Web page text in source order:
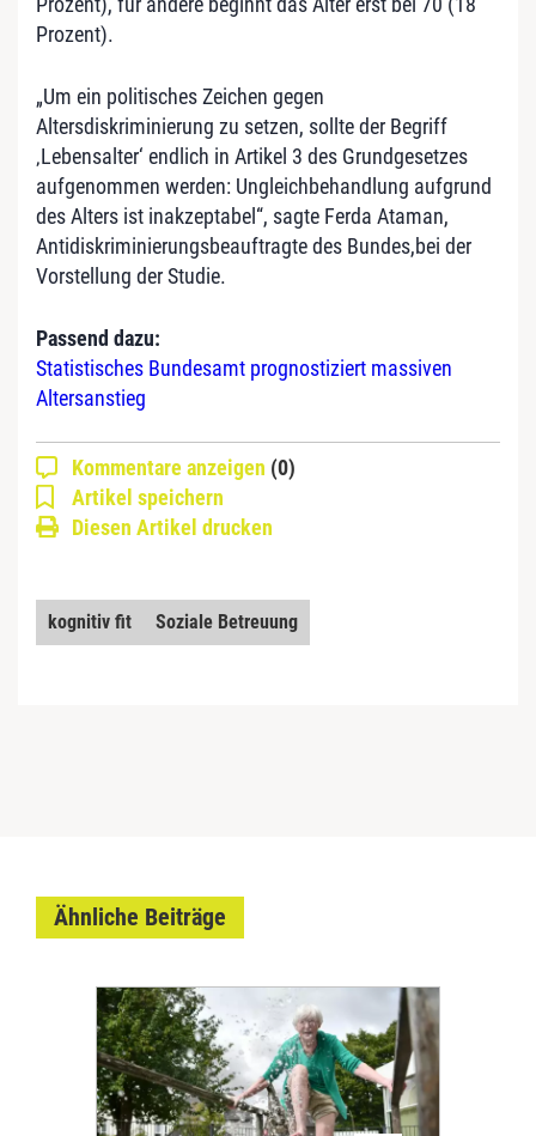
Prozent).
„Um ein politisches Zeichen gegen
Altersdiskriminierung zu setzen, sollte der Begriff
‚Lebensalter‘ endlich in Artikel 3 des Grundgesetzes
aufgenommen werden: Ungleichbehandlung aufgrund
des Alters ist inakzeptabel“, sagte Ferda Ataman,
Antidiskriminierungsbeauftragte des Bundes,bei der
Vorstellung der Studie.
Passend dazu:
Statistisches Bundesamt prognostiziert massiven
Altersanstieg
Kommentare anzeigen (0)
Artikel speichern
Diesen Artikel drucken
kognitiv fit Soziale Betreuung
Ähnliche Beiträge